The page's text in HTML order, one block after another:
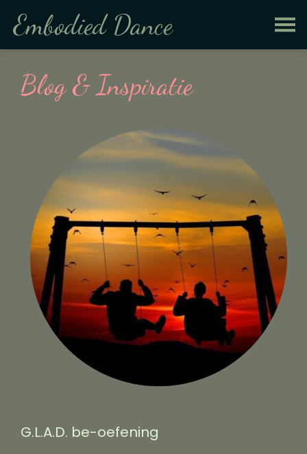
Embodied Dance
Blog & Inspiratie
G.L.A.D. be-oefening